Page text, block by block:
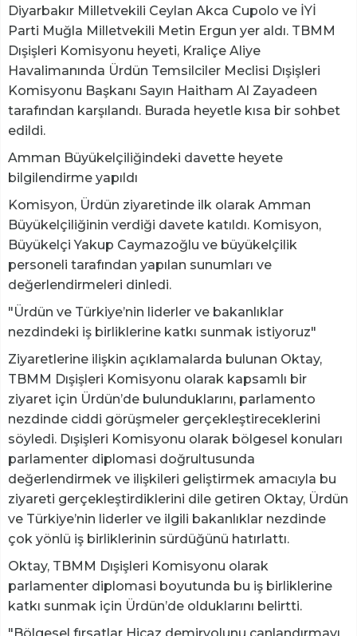
Diyarbakır Milletvekili Ceylan Akca Cupolo ve İYİ
Parti Muğla Milletvekili Metin Ergun yer aldı. TBMM
Dışişleri Komisyonu heyeti, Kraliçe Aliye
Havalimanında Ürdün Temsilciler Meclisi Dışişleri
Komisyonu Başkanı Sayın Haitham Al Zayadeen
tarafından karşılandı. Burada heyetle kısa bir sohbet
edildi.
Amman Büyükelçiliğindeki davette heyete
bilgilendirme yapıldı
Komisyon, Ürdün ziyaretinde ilk olarak Amman
Büyükelçiliğinin verdiği davete katıldı. Komisyon,
Büyükelçi Yakup Caymazoğlu ve büyükelçilik
personeli tarafından yapılan sunumları ve
değerlendirmeleri dinledi.
"Ürdün ve Türkiye’nin liderler ve bakanlıklar
nezdindeki iş birliklerine katkı sunmak istiyoruz"
Ziyaretlerine ilişkin açıklamalarda bulunan Oktay,
TBMM Dışişleri Komisyonu olarak kapsamlı bir
ziyaret için Ürdün’de bulunduklarını, parlamento
nezdinde ciddi görüşmeler gerçekleştireceklerini
söyledi. Dışişleri Komisyonu olarak bölgesel konuları
parlamenter diplomasi doğrultusunda
değerlendirmek ve ilişkileri geliştirmek amacıyla bu
ziyareti gerçekleştirdiklerini dile getiren Oktay, Ürdün
ve Türkiye’nin liderler ve ilgili bakanlıklar nezdinde
çok yönlü iş birliklerinin sürdüğünü hatırlattı.
Oktay, TBMM Dışişleri Komisyonu olarak
parlamenter diplomasi boyutunda bu iş birliklerine
katkı sunmak için Ürdün’de olduklarını belirtti.